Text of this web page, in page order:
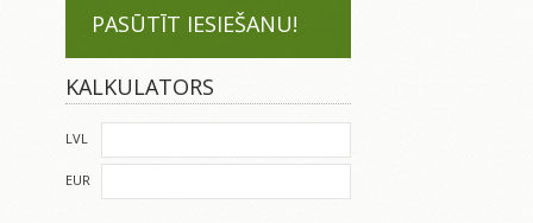
PASŪTĪT IESIEŠANU!
KALKULATORS
LVL
EUR